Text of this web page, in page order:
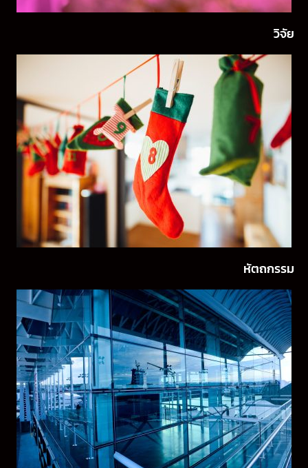
วิจัย
หัตถกรรม